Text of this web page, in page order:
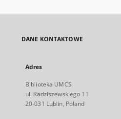
DANE KONTAKTOWE
Adres
Biblioteka UMCS
ul. Radziszewskiego 11
20-031 Lublin, Poland